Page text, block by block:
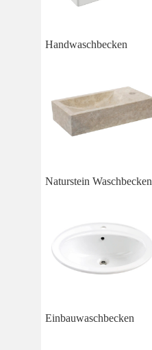
Handwaschbecken
Naturstein Waschbecken
Einbauwaschbecken